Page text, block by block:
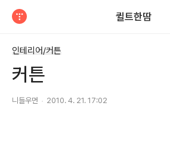
퀼트한땀
인테리어/커튼
커튼
니들우먼 2010. 4. 21. 17:02